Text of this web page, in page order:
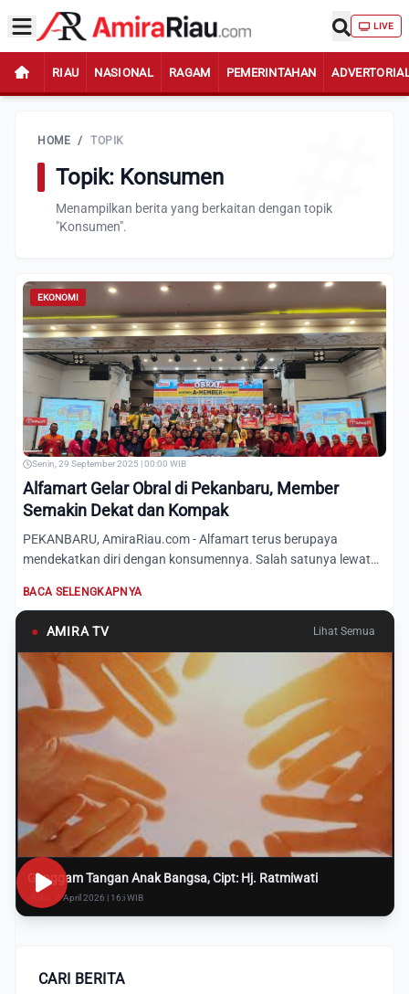
LIVE
RIAU NASIONAL RAGAM PEMERINTAHAN
HOME / TOPIK
Topik: Konsumen
Menampilkan berita yang berkaitan dengan topik
"Konsumen".
EKONOMI
Senin, 29 September 2025 | 00:00 WIB
Alfamart Gelar Obral di Pekanbaru, Member
Semakin Dekat dan Kompak
PEKANBARU, AmiraRiau.com - Alfamart terus berupaya
mendekatkan diri dengan konsumennya. Salah satunya lewat
BACA SELENGKAPNYA
● AMIRA TV Lihat Semua
Genggam Tangan Anak Bangsa, Cipt: Hj. Ratmiwati
Rabu, 8 April 2026 | 16:i WIB
CARI BERITA